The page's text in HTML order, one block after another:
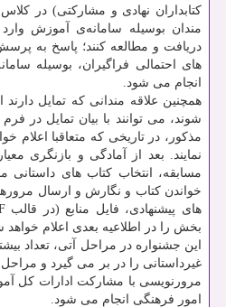
كتابداران نهادی و مشاركتی) در
مندان بوسیله سامانه‌ی آموزش
دریافت و مطالعه كنند؛ پاسخ به
های احتمالی فراگیران، بوسیله
انجام می شود.
همچنین علاقه مندانی كه تمایل
شوند، می توانند با بیان تمایل در
مذكور، در تاریخی كه متعاقبا اعلام
نمایند. بعد از آمادگی و بازنگری
مسابقه، انتخاب كتاب های داستانی
خواندن كتاب و نگارش و ارسال
بخش را در اطلاعیه بعدی اعلام خواهد
این جشنواره در مراحل آتی، تعداد
غیرداستانی را در بر می گیرد و
مرورنویسی با مشاركت ادارات كل
امور فرهنگی انجام می شود.